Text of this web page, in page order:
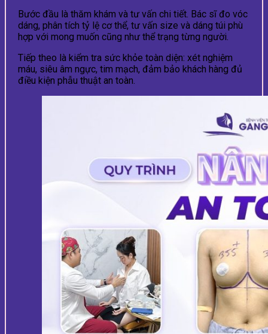
Bước đầu là thăm khám và tư vấn chi tiết. Bác sĩ đo vóc
dáng, phân tích tỷ lệ cơ thể, tư vấn size và dáng túi phù
hợp với mong muốn cũng như thể trạng từng người.
Tiếp theo là kiểm tra sức khỏe toàn diện: xét nghiệm
máu, siêu âm ngực, tim mạch, đảm bảo khách hàng đủ
điều kiện phẫu thuật an toàn.